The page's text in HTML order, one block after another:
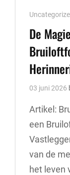
Cat
Links
De
03 juni 2026
Artikel:
een
van de
het leven